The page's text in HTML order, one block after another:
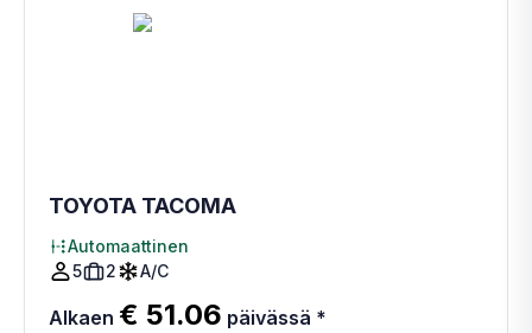
TOYOTA TACOMA
Automaattinen
5
2 A/C
Alkaen € 51.06 päivässä *